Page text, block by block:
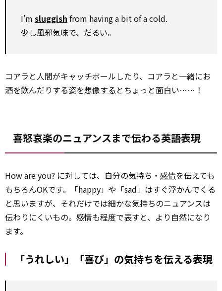
I’m sluggish from having a bit of a cold.
少し風邪気味で、だるい。
コアラと人間がキャッチボールしたり、コアラと一緒にお
酒を飲んだりする姿を想像する とちょっと面白い……！
喜怒哀楽のニュアンスまで伝わる英語表現
How are you? に対しては、自分の気持ち・ 感情を伝えても
もちろんOKです。「happy」や「sad」はすぐ浮かんでくる
と思いますが、それだけでは細かな気持ちのニュアンスは
伝わりにくいもの。感情も程度で表すと、より自然になり
ます。
「うれしい」「喜び」の気持ちを伝える表現